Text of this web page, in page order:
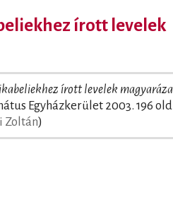
írott levelek
írott levelek
Egyházkerület 2003. 196
Zoltán)